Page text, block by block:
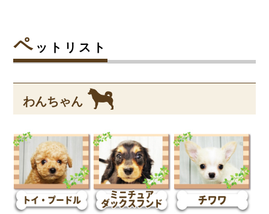
ペ ットリスト
わんちゃん